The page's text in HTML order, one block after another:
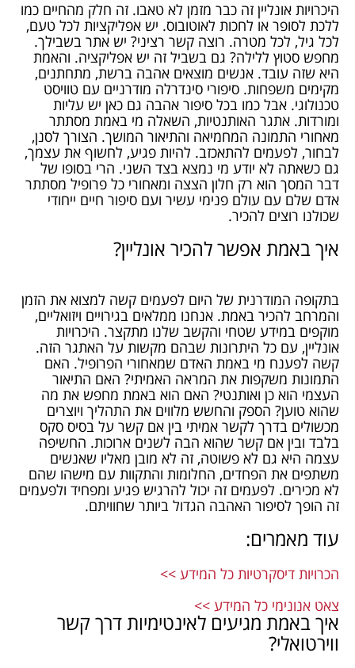
היכרויות אונליין זה כבר מזמן לא טאבו. זה חלק מהחיים כמו
ללכת לסופר או לחכות לאוטובוס. יש אפליקציות לכל טעם,
לכל גיל, לכל מטרה. רוצה קשר רציני? יש אתר בשבילך.
מחפש סטוץ ללילה? גם בשביל זה יש אפליקציה. והאמת
היא שזה עובד. אנשים מוצאים אהבה ברשת, מתחתנים,
מקימים משפחות. סיפורי סינדרלה מודרניים עם טוויסט
טכנולוגי. אבל כמו בכל סיפור אהבה גם כאן יש עליות
ומורדות. אתגר האותנטיות, השאלה מי באמת מסתתר
מאחורי התמונה המחמיאה והתיאור המושך. הצורך לסנן,
לבחור, לפעמים להתאכזב. להיות פגיע, לחשוף את עצמך,
גם כשאתה לא יודע מי נמצא בצד השני. הרי בסופו של
דבר המסך הוא רק חלון הצצה ומאחורי כל פרופיל מסתתר
אדם שלם עם עולם פנימי עשיר ועם סיפור חיים ייחודי
שכולנו רוצים להכיר.
איך באמת אפשר להכיר אונליין?
בתקופה המודרנית של היום לפעמים קשה למצוא את הזמן
והמרחב להכיר באמת. אנחנו ממלאים בגירויים ויזואליים,
מוקפים במידע שטחי והקשב שלנו מתקצר. היכרויות
אונליין, עם כל היתרונות שבהם מקשות על האתגר הזה.
קשה לפענח מי באמת האדם שמאחורי הפרופיל. האם
התמונות משקפות את המראה האמיתי? האם התיאור
העצמי הוא כן ואותנטי? האם הוא באמת מחפש את מה
שהוא טוען? הספק והחשש מלווים את התהליך ויוצרים
מכשולים בדרך לקשר אמיתי בין אם קשר על בסיס סקס
בלבד ובין אם קשר שהוא הבה לשנים ארוכות. החשיפה
עצמה היא גם לא פשוטה, זה לא מובן מאליו שאנשים
משתפים את הפחדים, החלומות והתקוות עם מישהו שהם
לא מכירים. לפעמים זה יכול להרגיש פגיע ומפחיד ולפעמים
זה הופך לסיפור האהבה הגדול ביותר שחוויתם.
עוד מאמרים:
הכרויות דיסקרטיות כל המידע >>
צאט אנונימי כל המידע >>
איך באמת מגיעים לאינטימיות דרך קשר
ווירטואלי?